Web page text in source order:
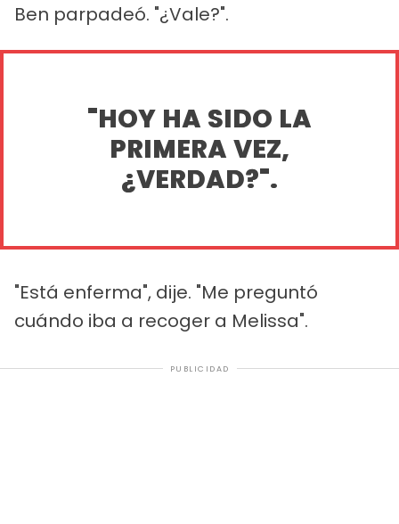
Ben parpadeó. "¿Vale?".
"HOY HA SIDO LA
PRIMERA VEZ,
¿VERDAD?".
"Está enferma", dije. "Me preguntó
cuándo iba a recoger a Melissa".
PUBLICIDAD